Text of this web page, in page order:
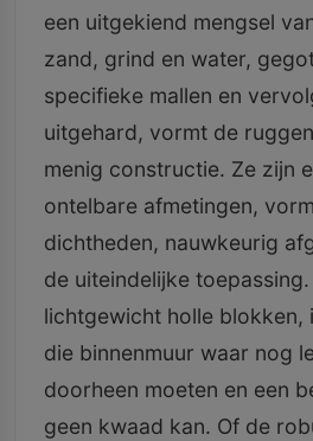
een uitgekiend mengsel
zand, grind en water,
specifieke mallen en
uitgehard, vormt de
menig constructie. Ze zijn
ontelbare afmetingen,
dichtheden, nauwkeurig
de uiteindelijke
lichtgewicht holle blokken,
die binnenmuur waar nog
doorheen moeten en een
geen kwaad kan. Of de